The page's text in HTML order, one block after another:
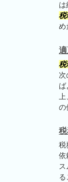
は
税
め
税
次
ば
の
税
依